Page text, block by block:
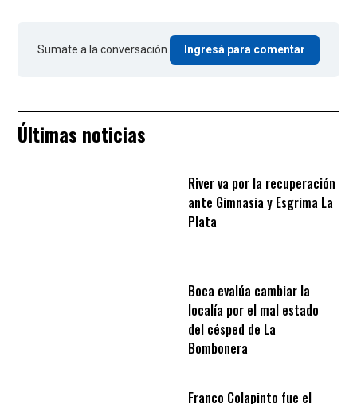
Sumate a la conversación. Ingresá para comentar
Últimas noticias
River va por la recuperación
ante Gimnasia y Esgrima La
Plata
Boca evalúa cambiar la
localía por el mal estado
del césped de La
Bombonera
Franco Colapinto fue el